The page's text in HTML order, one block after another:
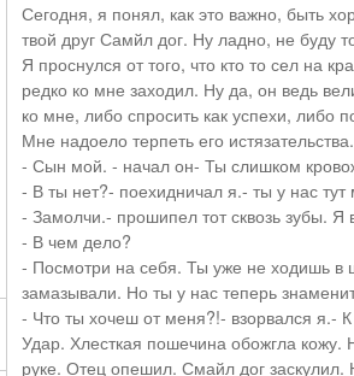
Сегодня, я понял, как это важно, быть
твой друг Самйл дог. Ну ладно, не буду
Я проснулся от того, что кто то сел на
редко ко мне заходил. Ну да, он ведь
ко мне, либо спросить как успехи, либо
Мне надоело терпеть его
- Сын мой. - начал он- Ты слишком
- В ты нет?- поехидничал я.- ты у нас тут
- Замолчи.- прошипел тот сквозь зубы. Я
- В чем дело?
- Посмотри на себя. Ты уже не ходишь
замазывали. Но ты у нас теперь
- Что ты хочеш от меня?!- взорвался я.-
Удар. Хлесткая пошечина обожгла
руке. Отец опешил. Смайл дог